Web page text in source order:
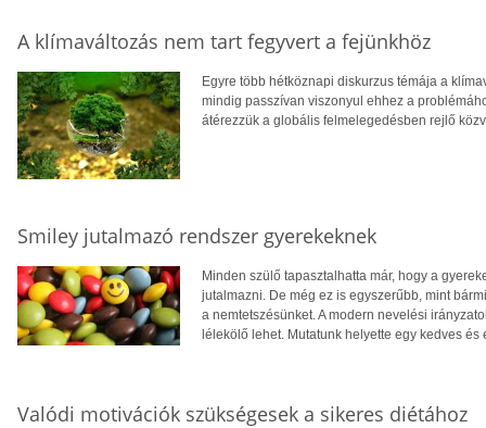
A klímaváltozás nem tart fegyvert a fejünkhöz
Egyre több hétköznapi diskurzus témája a
mindig passzívan viszonyul ehhez a
átérezzük a globális felmelegedésben rejlő
Smiley jutalmazó rendszer gyerekeknek
Minden szülő tapasztalhatta már, hogy a
jutalmazni. De még ez is egyszerűbb, mint
a nemtetszésünket. A modern nevelési
lélekölő lehet. Mutatunk helyette egy kedves és
Valódi motivációk szükségesek a sikeres diétához